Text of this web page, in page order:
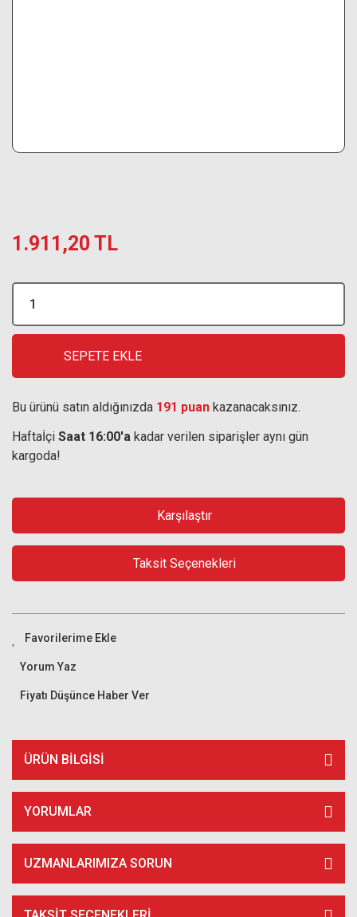
1.911,20 TL
SEPETE EKLE
Bu ürünü satın aldığınızda 191 puan kazanacaksınız.
Haftaİçi Saat 16:00'a kadar verilen siparişler aynı gün
kargoda!
Karşılaştır
Taksit Seçenekleri
Yorum Yaz
Fiyatı Düşünce Haber Ver
ÜRÜN BILGISI
YORUMLAR
UZMANLARIMIZA SORUN